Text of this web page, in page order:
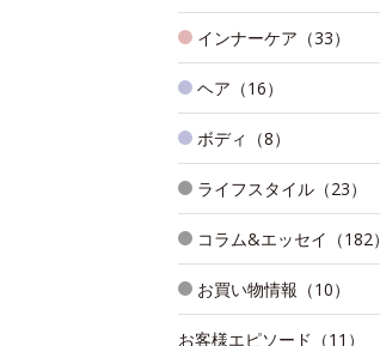
インナーケア（33）
ヘア（16）
ボディ（8）
ライフスタイル（23）
コラム&エッセイ（182）
お買い物情報（10）
お客様エピソード（11）